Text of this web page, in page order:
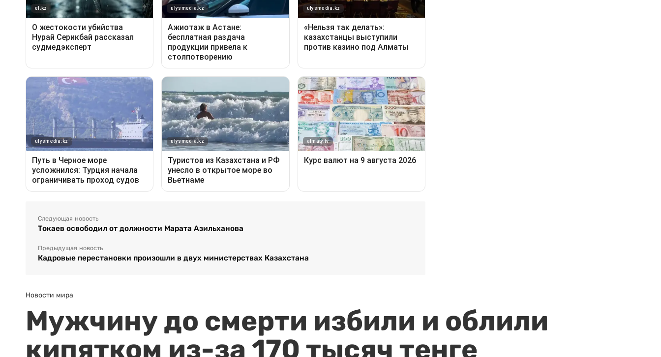
Следующая новость
Токаев освободил от должности Марата Азильханова
Предыдущая новость
Кадровые перестановки произошли в двух министерствах Казахстана
Новости мира
Мужчину до смерти избили и облили
кипятком из-за 170 тысяч тенге